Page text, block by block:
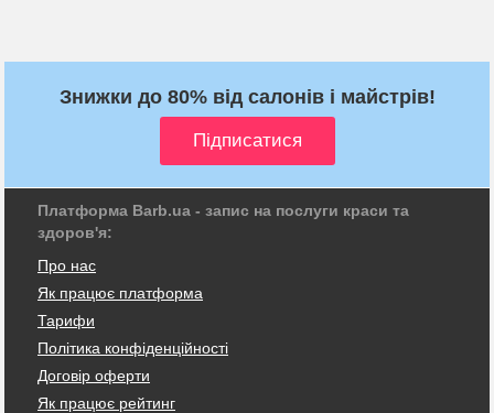
Знижки до 80% від салонів і майстрів!
Платформа Barb.ua - запис на послуги краси та
здоров'я:
Про нас
Як працює платформа
Тарифи
Політика конфіденційності
Договір оферти
Як працює рейтинг